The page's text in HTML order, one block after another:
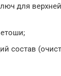
для
состав